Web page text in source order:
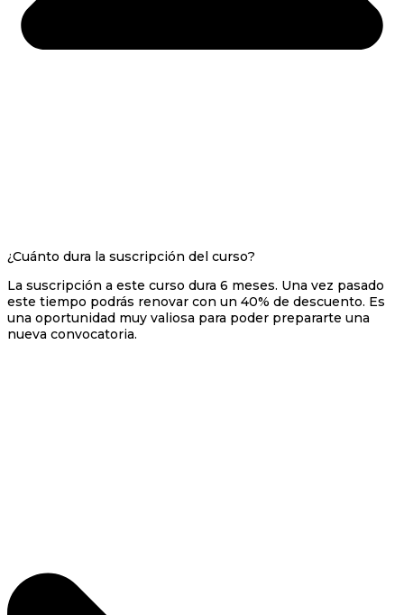
¿Cuánto dura la suscripción del curso?
La suscripción a este curso dura 6 meses. Una vez pasado
este tiempo podrás renovar con un 40% de descuento. Es
una oportunidad muy valiosa para poder prepararte una
nueva convocatoria.